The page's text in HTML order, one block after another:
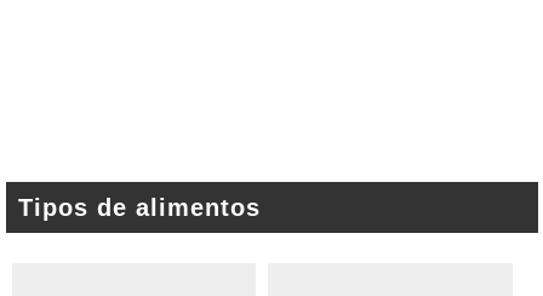
Tipos de alimentos